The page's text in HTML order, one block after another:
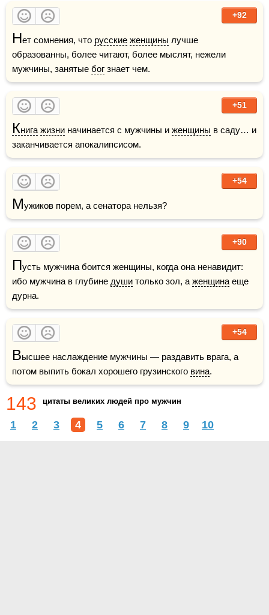
+92
Нет сомнения, что русские женщины лучше
образованны, более читают, более мыслят, нежели
мужчины, занятые бог знает чем.
+51
Книга жизни начинается с мужчины и женщины в саду… и
заканчивается апокалипсисом.
+54
Мужиков порем, а сенатора нельзя?
+90
Пусть мужчина боится женщины, когда она ненавидит:
ибо мужчина в глубине души только зол, а женщина еще
дурна.
+54
Высшее наслаждение мужчины — раздавить врага, а
потом выпить бокал хорошего грузинского вина.
143 цитаты великих людей про мужчин
1 2 3 4 5 6 7 8 9 10